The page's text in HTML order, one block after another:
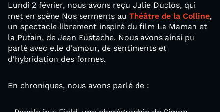
Lundi 2 février, nous avons reçu Julie Duclos, qui
met en scène Nos serments au Théâtre de la Colline,
un spectacle librement inspiré du film La Maman et
la Putain, de Jean Eustache. Nous avons ainsi pu
parlé avec elle d'amour, de sentiments et
d'hybridation des formes.
En chroniques, nous avons parlé de :